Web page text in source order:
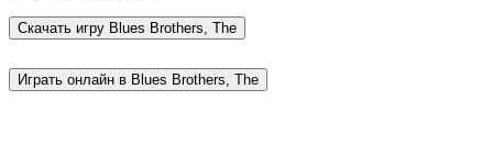
Скачать игру Blues Brothers, The
Играть онлайн в Blues Brothers, The